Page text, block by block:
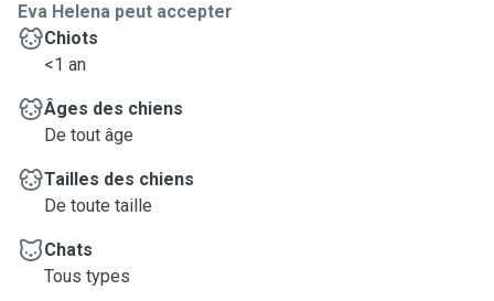
Eva Helena peut accepter
Chiots
<1 an
Âges des chiens
De tout âge
Tailles des chiens
De toute taille
Chats
Tous types